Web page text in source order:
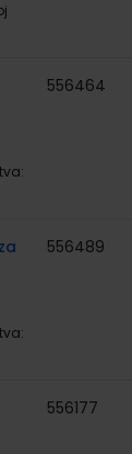
556464
556489
556177